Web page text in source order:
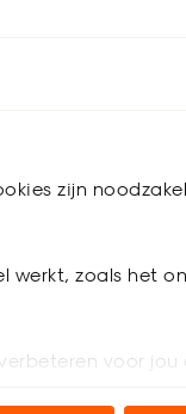
zijn
werkt, zoals het
voor jou
of een
voor jou. Kwantum,
€ 5,- korting
naar